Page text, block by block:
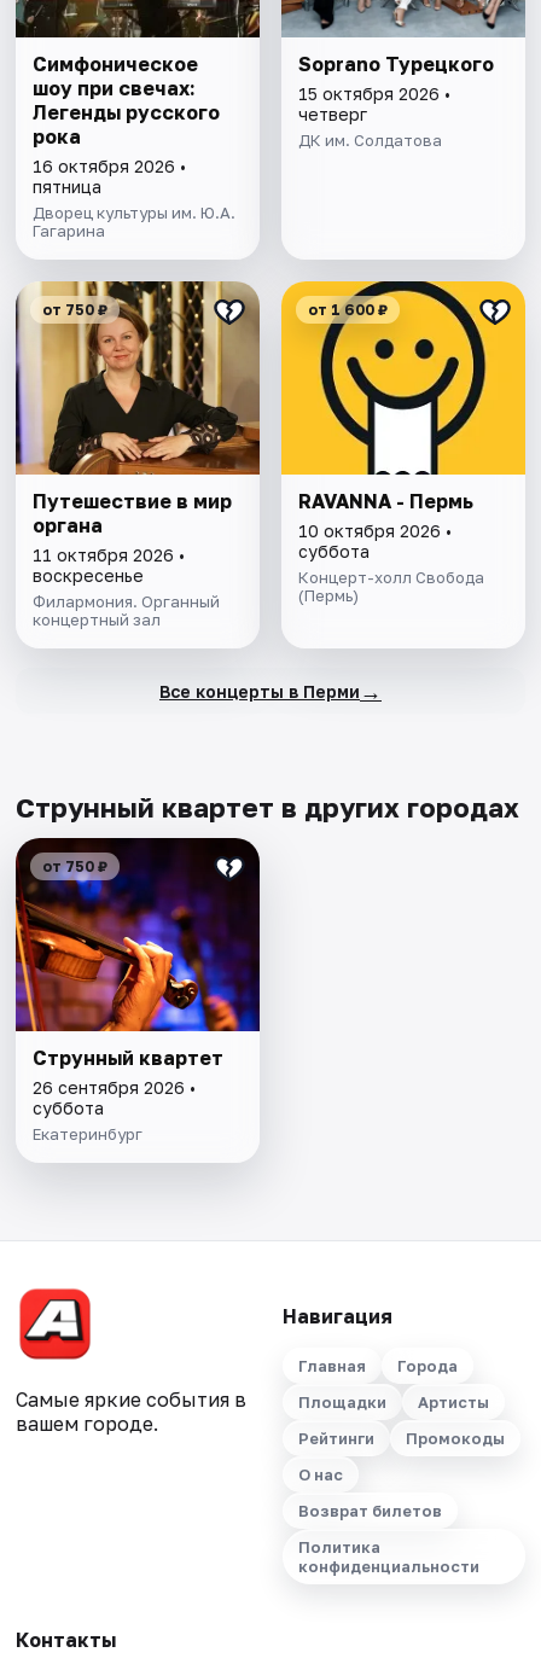
Симфоническое
шоу при свечах:
Легенды русского
рока
16 октября 2026 •
пятница
Дворец культуры им. Ю.А.
Гагарина
Soprano Турецкого
15 октября 2026 •
четверг
ДК им. Солдатова
от 750 ₽
Путешествие в мир
органа
11 октября 2026 •
воскресенье
Филармония. Органный
концертный зал
от 1 600 ₽
RAVANNA - Пермь
10 октября 2026 •
суббота
Концерт-холл Свобода
(Пермь)
Все концерты в Перми →
Струнный квартет в других городах
от 750 ₽
Струнный квартет
26 сентября 2026 •
суббота
Екатеринбург
Самые яркие события в
вашем городе.
Навигация
Главная
Города
Площадки
Артисты
Рейтинги
Промокоды
О нас
Возврат билетов
Политика
конфиденциальности
Контакты